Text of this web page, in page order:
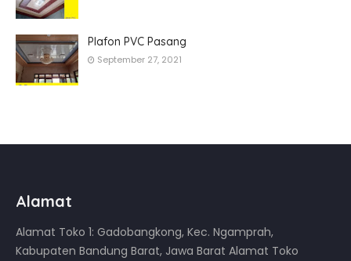
Plafon PVC Pasang
September 27, 2021
Alamat
Alamat Toko 1: Gadobangkong, Kec. Ngamprah,
Kabupaten Bandung Barat, Jawa Barat Alamat Toko